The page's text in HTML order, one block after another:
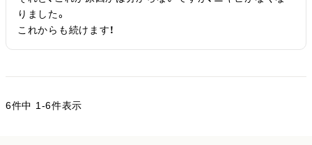
りました。
これからも続けます！
6件中 1-6件表示